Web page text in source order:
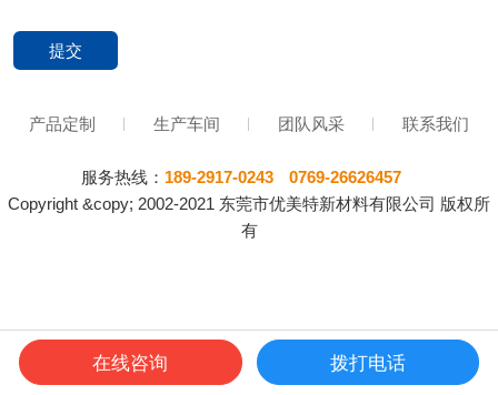
产品定制 生产车间 团队风采 联系我们
服务热线： 189-2917-0243
0769-26626457
Copyright &copy; 2002-2021 东莞市优美特新材料有限公司 版权所
有
电话咨询 产品中心 皮革定制 网站首页
在线咨询 拨打电话